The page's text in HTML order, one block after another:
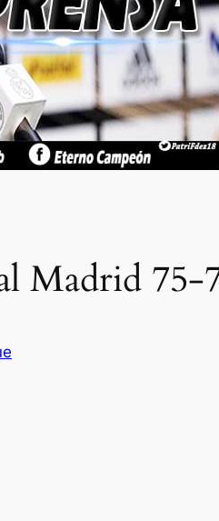
Madrid 75-